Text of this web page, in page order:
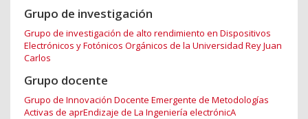
Grupo de investigación
Grupo de investigación de alto rendimiento en Dispositivos
Electrónicos y Fotónicos Orgánicos de la Universidad Rey Juan
Carlos
Grupo docente
Grupo de Innovación Docente Emergente de Metodologías
Activas de aprEndizaje de La Ingeniería electrónicA